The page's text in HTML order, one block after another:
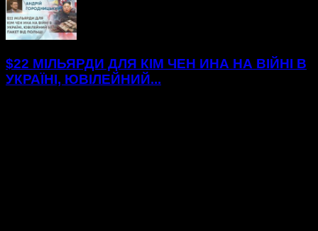
$22 МІЛЬЯРДИ ДЛЯ КІМ ЧЕН ИНА НА ВІЙНІ В
УКРАЇНІ, ЮВІЛЕЙНИЙ...